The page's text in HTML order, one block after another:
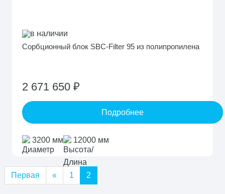
в наличии
Сорбционный блок SBC-Filter 95 из полипропилена
2 671 650 ₽
Подробнее
3200 мм 12000 мм
Первая « 1 2